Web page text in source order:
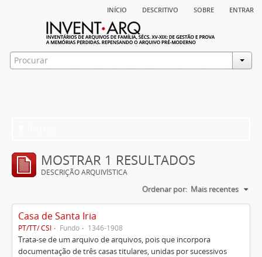
início descritivo sobre entrar
MOSTRAR 1 RESULTADOS
DESCRIÇÃO ARQUIVÍSTICA
Ordenar por: Mais recentes
Casa de Santa Iria
PT/TT/ CSI Fundo 1346-1908
Trata-se de um arquivo de arquivos, pois que incorpora
documentação de três casas titulares, unidas por sucessivos